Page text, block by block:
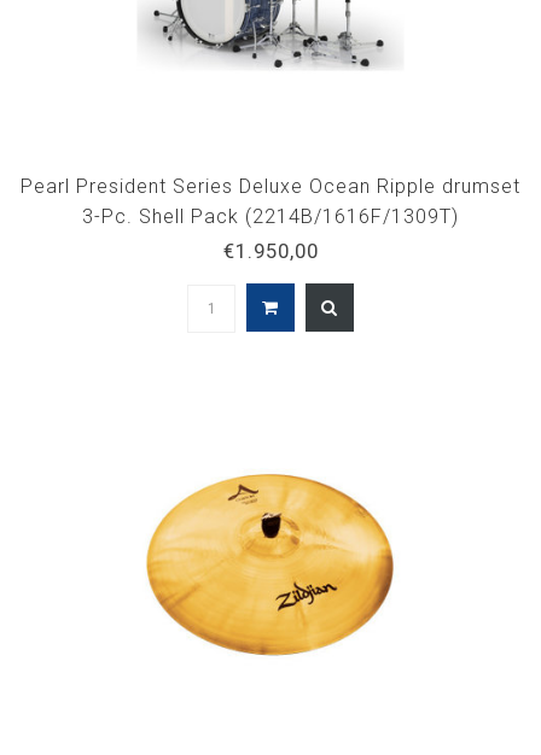
Pearl President Series Deluxe Ocean Ripple drumset
3-Pc. Shell Pack (2214B/1616F/1309T)
€1.950,00